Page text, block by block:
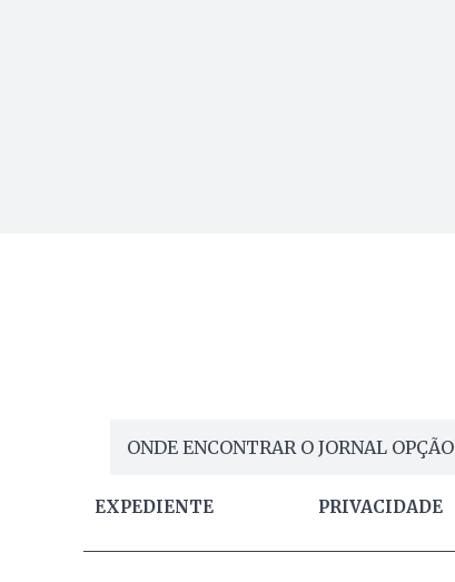
ONDE ENCONTRAR O JORNAL OPÇÃO
EXPEDIENTE PRIVACIDADE